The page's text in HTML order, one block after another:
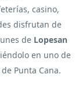
casino,
disfrutan de
de Lopesan
en uno de
Punta Cana.